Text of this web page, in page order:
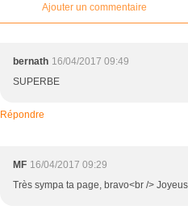
Ajouter un commentaire
bernath 16/04/2017 09:49
SUPERBE
Répondre
MF 16/04/2017 09:29
Très sympa ta page, bravo<br />